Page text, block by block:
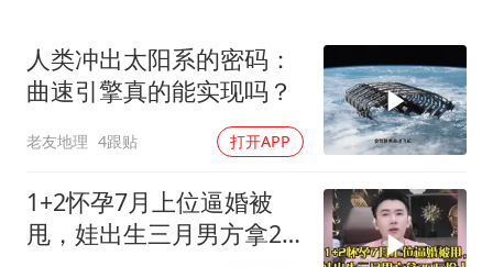
周星驰妈妈现身香港首映礼
56岁刘奕君跟13岁女儿合跳
“还不如不放假”
从科技创新看开局起步的时与势
人类冲出太阳系的密码：
曲速引擎真的能实现吗？
老友地理 4跟贴 打开APP
1+2怀孕7月上位逼婚被
甩，娃出生三月男方拿20